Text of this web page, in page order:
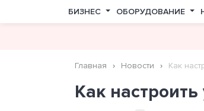
БИЗНЕС ОБОРУДОВАНИЕ
Главная Новости Как
Как